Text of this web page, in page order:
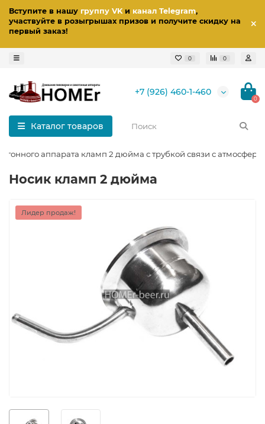
Вступите в нашу группу VKи канал Telegram,
участвуйте в розыгрышах призов и получите скидку на
первый заказ!
0 0
+7 (926) 460-1-460
0
Каталог товаров
аппарата кламп 2 дюйма с трубкой связи с
Носик кламп 2 дюйма
Лидер продаж!